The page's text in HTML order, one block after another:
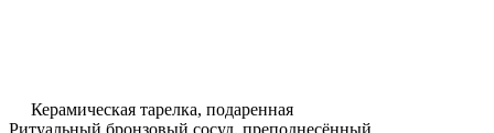
Керамическая тарелка, подаренная
Ритуальный бронзовый сосуд, преподнесённый